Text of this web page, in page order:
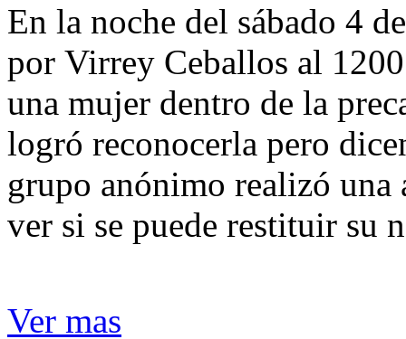
En la noche del sábado 4
por Virrey Ceballos al
una mujer dentro de la
logró reconocerla pero
grupo anónimo realizó
ver si se puede restituir su
Ver mas